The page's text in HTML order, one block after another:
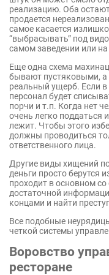
реализацию. Оба
продается
самое касается
“выбрасывать” под
самом заведении или на
Еще одна схема
бывают пустяковыми,
реальный ущерб. Если в
персонал будет
порчи и т.п. Когда нет
очень легко поддаться
лежит. Чтобы этого
должны проводиться
ответственного лица.
Другие виды хищений
деньги просто берутся
проходит в основном
достаточной
концами и найти
Все подобные
четкой системы
Воровство
ресторане